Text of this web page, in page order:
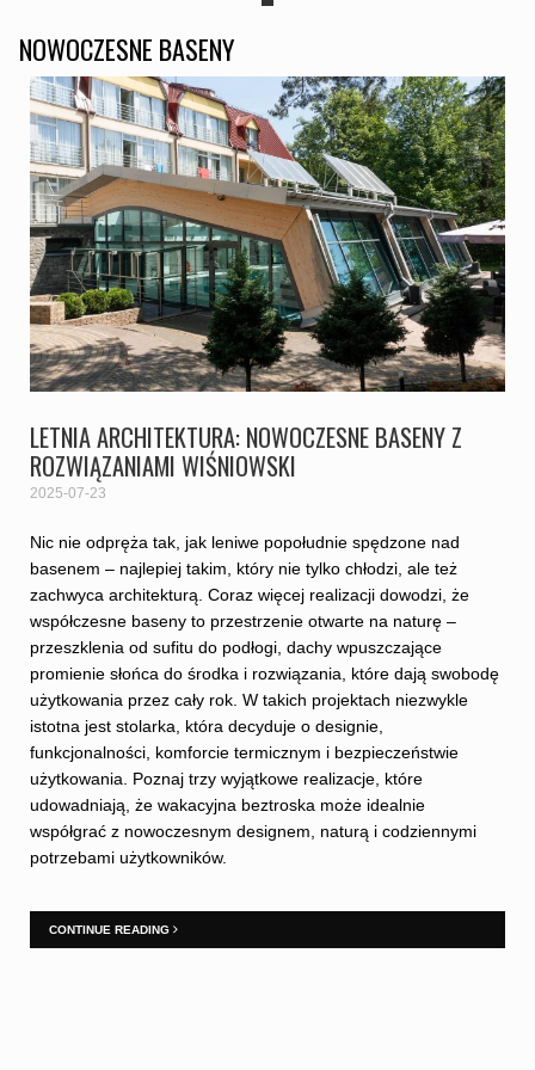
NOWOCZESNE BASENY
LETNIA ARCHITEKTURA: NOWOCZESNE BASENY Z
ROZWIĄZANIAMI WIŚNIOWSKI
2025-07-23
Nic nie odpręża tak, jak leniwe popołudnie spędzone nad
basenem – najlepiej takim, który nie tylko chłodzi, ale też
zachwyca architekturą. Coraz więcej realizacji dowodzi, że
współczesne baseny to przestrzenie otwarte na naturę –
przeszklenia od sufitu do podłogi, dachy wpuszczające
promienie słońca do środka i rozwiązania, które dają swobodę
użytkowania przez cały rok. W takich projektach niezwykle
istotna jest stolarka, która decyduje o designie,
funkcjonalności, komforcie termicznym i bezpieczeństwie
użytkowania. Poznaj trzy wyjątkowe realizacje, które
udowadniają, że wakacyjna beztroska może idealnie
współgrać z nowoczesnym designem, naturą i codziennymi
potrzebami użytkowników.
CONTINUE READING